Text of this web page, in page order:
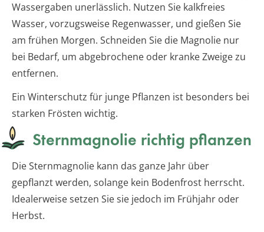
Wassergaben unerlässlich. Nutzen Sie kalkfreies
Wasser, vorzugsweise Regenwasser, und gießen Sie
am frühen Morgen. Schneiden Sie die Magnolie nur
bei Bedarf, um abgebrochene oder kranke Zweige zu
entfernen.
Ein Winterschutz für junge Pflanzen ist besonders bei
starken Frösten wichtig.
Sternmagnolie richtig pflanzen
Die Sternmagnolie kann das ganze Jahr über
gepflanzt werden, solange kein Bodenfrost herrscht.
Idealerweise setzen Sie sie jedoch im Frühjahr oder
Herbst.